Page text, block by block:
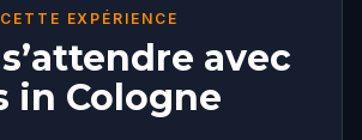
EXPÉRIENCE
avec
in Cologne